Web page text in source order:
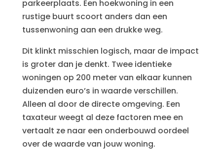
parkeerplaats. Een hoekwoning in een
rustige buurt scoort anders dan een
tussenwoning aan een drukke weg.
Dit klinkt misschien logisch, maar de impact
is groter dan je denkt. Twee identieke
woningen op 200 meter van elkaar kunnen
duizenden euro’s in waarde verschillen.
Alleen al door de directe omgeving. Een
taxateur weegt al deze factoren mee en
vertaalt ze naar een onderbouwd oordeel
over de waarde van jouw woning.